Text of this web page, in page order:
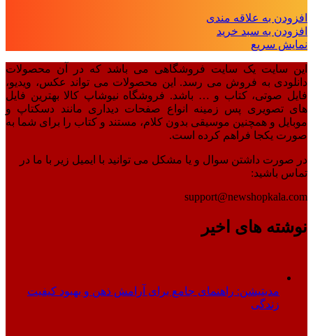
افزودن به علاقه مندی
افزودن به سبد خرید
نمایش سریع
این سایت یک سایت فروشگاهی می باشد که در آن محصولات
دانلودی به فروش می رسد. این محصولات می تواند عکس، ویدیو،
فایل صوتی، کتاب و … باشد. فروشگاه نیوشاپ کالا بهترین فایل
های تصویری پس زمینه انواع صفحات دیداری مانند دسکتاپ و
موبایل و همچنین موسیقی بدون کلام، مستند و کتاب را برای شما به
صورت یکجا فراهم کرده است.
در صورت داشتن سوال و یا مشکل می توانید با ایمیل زیر با ما در
تماس باشید:
support@newshopkala.com
نوشته های اخیر
مدیتیشن: راهنمای جامع برای آرامش ذهن و بهبود کیفیت
زندگی